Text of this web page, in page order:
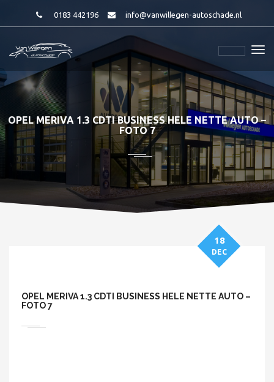
0183 442196 info@vanwillegen-autoschade.nl
OPEL MERIVA 1.3 CDTI BUSINESS HELE NETTE AUTO –
FOTO 7
OPEL MERIVA 1.3 CDTI BUSINESS HELE NETTE AUTO –
FOTO 7
18
DEC